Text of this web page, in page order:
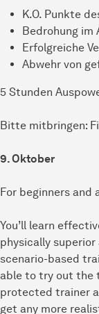
K.O. Punkte
Bedrohung im
Erfolgreiche
Abwehr von
5 Stunden
Bitte mitbringen:
9. Oktober
For beginners and
You’ll learn
physically
scenario-based
able to try out the
protected trainer
get any more